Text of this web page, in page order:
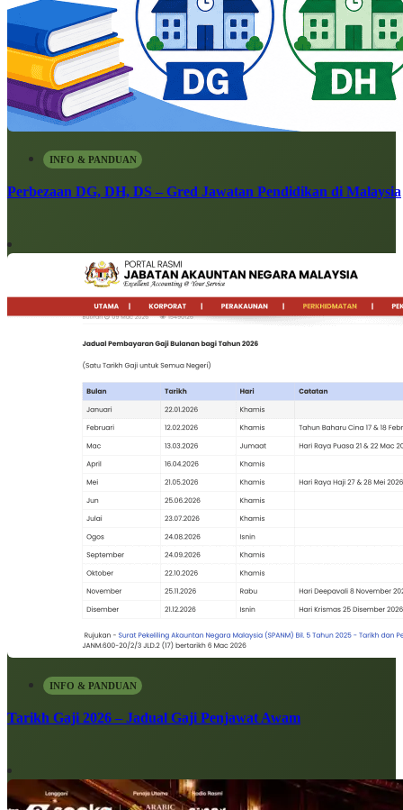
INFO & PANDUAN
Perbezaan DG, DH, DS – Gred Jawatan Pendidikan di Malaysia
INFO & PANDUAN
Tarikh Gaji 2026 – Jadual Gaji Penjawat Awam